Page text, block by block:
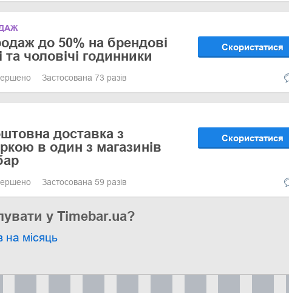
до 50% на брендові
та чоловічі годинники
Скористатися
Застосована 73 разів
доставка з
в один з магазинів
Скористатися
Застосована 59 разів
у Timebar.ua?
на місяць